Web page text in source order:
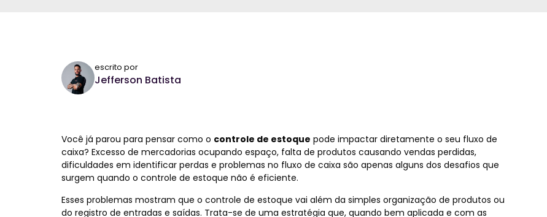
escrito por
Jefferson Batista
Você já parou para pensar como o controle de estoque pode impactar diretamente o seu fluxo de
caixa? Excesso de mercadorias ocupando espaço, falta de produtos causando vendas perdidas,
dificuldades em identificar perdas e problemas no fluxo de caixa são apenas alguns dos desafios que
surgem quando o controle de estoque não é eficiente.
Esses problemas mostram que o controle de estoque vai além da simples organização de produtos ou
do registro de entradas e saídas. Trata-se de uma estratégia que, quando bem aplicada e com as